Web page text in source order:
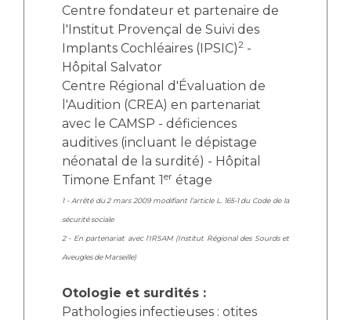
Centre fondateur et partenaire de
l'Institut Provençal de Suivi des
Implants Cochléaires (IPSIC)2 -
Hôpital Salvator
Centre Régional d'Évaluation de
l'Audition (CREA) en partenariat
avec le CAMSP - déficiences
auditives (incluant le dépistage
néonatal de la surdité) - Hôpital
Timone Enfant 1er étage
1 - Arrêté du 2 mars 2009 modifiant l’article L. 165-1 du Code de la
sécurité sociale
2 - En partenariat avec l'IRSAM (Institut Régional des Sourds et
Aveugles de Marseille)
Otologie et surdités :
Pathologies infectieuses : otites